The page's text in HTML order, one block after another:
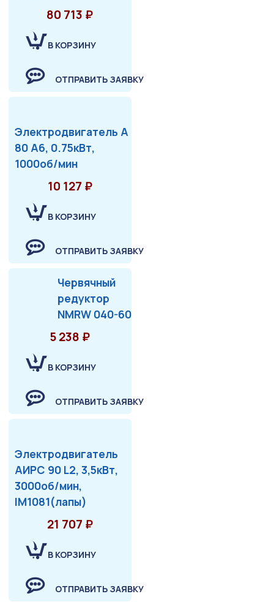
80 713 ₽
В КОРЗИНУ
ОТПРАВИТЬ ЗАЯВКУ
Электродвигатель А
80 А6, 0.75кВт,
1000об/мин
10 127 ₽
В КОРЗИНУ
ОТПРАВИТЬ ЗАЯВКУ
Червячный
редуктор
NMRW 040-60
5 238 ₽
В КОРЗИНУ
ОТПРАВИТЬ ЗАЯВКУ
Электродвигатель
АИРС 90 L2, 3,5кВт,
3000об/мин,
IM1081(лапы)
21 707 ₽
В КОРЗИНУ
ОТПРАВИТЬ ЗАЯВКУ